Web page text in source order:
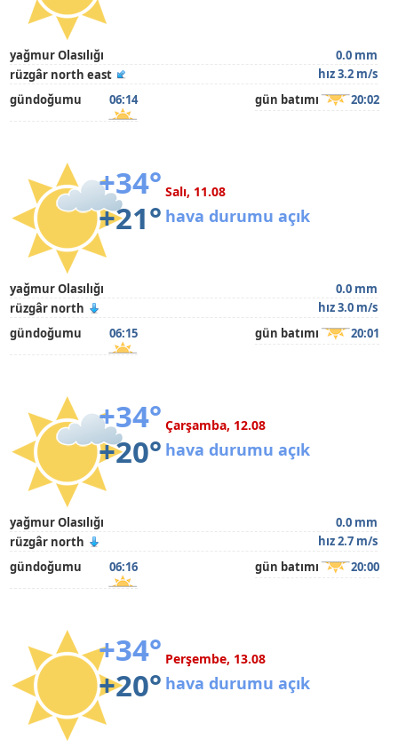
yağmur Olasılığı
0.0 mm
rüzgâr north east
hız 3.2 m/s
gündoğumu
06:14 gün batımı 20:02
+34°
+21°
Salı, 11.08
hava durumu açık
yağmur Olasılığı
0.0 mm
rüzgâr north
hız 3.0 m/s
gündoğumu
06:15 gün batımı 20:01
+34°
+20°
Çarşamba, 12.08
hava durumu açık
yağmur Olasılığı
0.0 mm
rüzgâr north
hız 2.7 m/s
gündoğumu
06:16 gün batımı 20:00
+34°
+20°
Perşembe, 13.08
hava durumu açık